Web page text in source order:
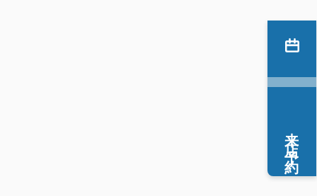
来店予約